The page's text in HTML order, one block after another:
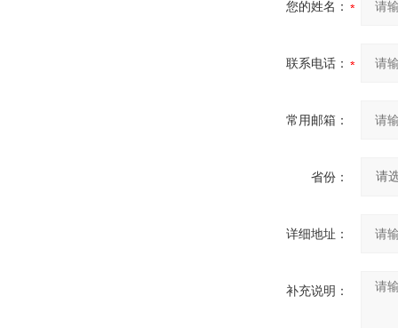
您的姓名：
联系电话：
常用邮箱：
省份：
详细地址：
补充说明：